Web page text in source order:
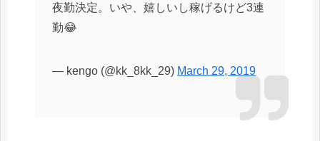
夜勤決定。いや、嬉しいし稼げるけど3連
勤😂
— kengo (@kk_8kk_29) March 29, 2019